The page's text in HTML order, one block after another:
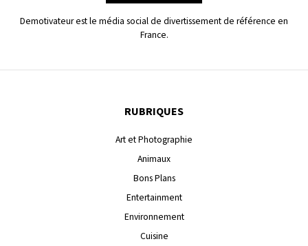
Demotivateur est le média social de divertissement de référence en
France.
RUBRIQUES
Art et Photographie
Animaux
Bons Plans
Entertainment
Environnement
Cuisine